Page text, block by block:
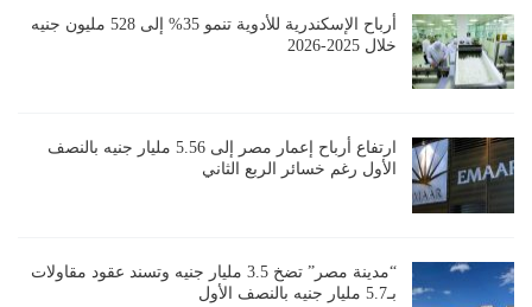
أرباح الإسكندرية للأدوية تنمو 35% إلى 528 مليون جنيه
خلال 2025-2026
ارتفاع أرباح إعمار مصر إلى 5.56 مليار جنيه بالنصف
الأول رغم خسائر الربع الثاني
“مدينة مصر” تضخ 3.5 مليار جنيه وتسند عقود مقاولات
بـ5.7 مليار جنيه بالنصف الأول